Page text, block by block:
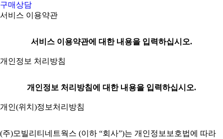
구매상담
서비스 이용약관
서비스 이용약관에 대한 내용을 입력하십시오.
개인정보 처리방침
개인정보 처리방침에 대한 내용을 입력하십시오.
개인(위치)정보처리방침
(주)모빌리티네트웍스 (이하 “회사”)는 개인정보보호법에 따라